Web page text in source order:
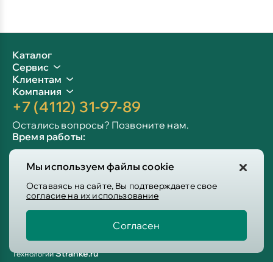
Мы используем файлы cookie
Оставаясь на сайте, Вы подтверждаете свое
согласие на их использование
Согласен
Каталог
Сервис
Клиентам
Компания
+7 (4112) 31-97-89
Остались вопросы? Позвоните нам.
Время работы:
Сб-вс: 10:00 - 19:00
Info@victoria-mebel.ru
Пользовательское соглашение
ТехнологииStranke.ru